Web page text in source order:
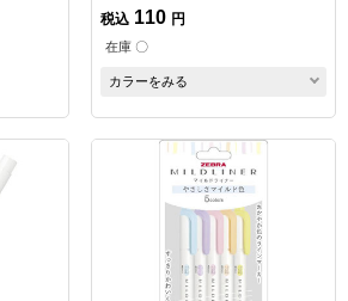
税込 110 円
在庫 〇
カラーをみる